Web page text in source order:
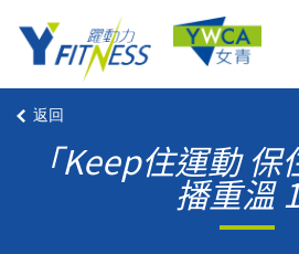
返回
「Keep住運動
播重溫